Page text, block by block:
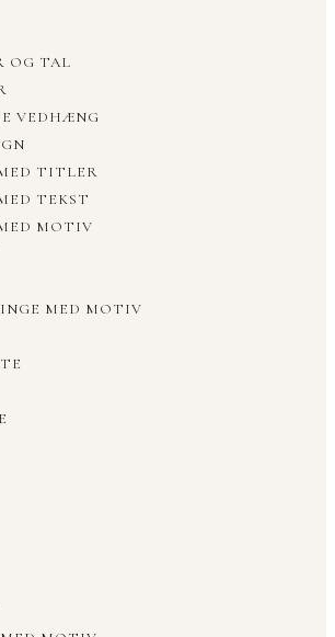
OG TAL
VEDHÆNG
TITLER
TEKST
MOTIV
MED MOTIV